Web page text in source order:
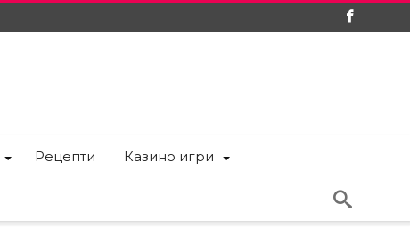
Рецепти Казино игри